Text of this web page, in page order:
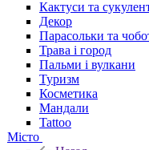
Кактуси та
Декор
Парасольки та
Трава і город
Пальми і вулкани
Туризм
Косметика
Мандали
Tattoo
Місто